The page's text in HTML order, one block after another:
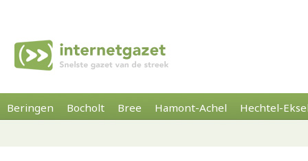
Beringen Bocholt Bree Hamont-Achel Hechtel-